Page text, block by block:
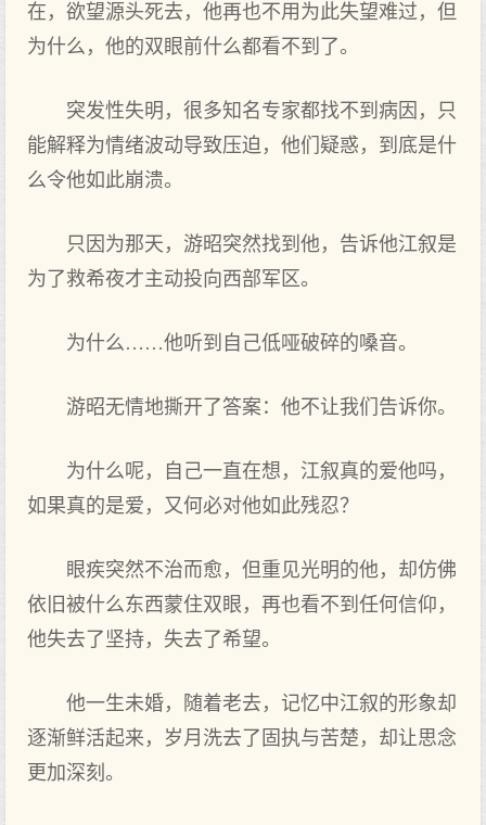
在，欲望源头死去，他再也不用为此失望难过，但
为什么，他的双眼前什么都看不到了。
突发性失明，很多知名专家都找不到病因，只
能解释为情绪波动导致压迫，他们疑惑，到底是什
么令他如此崩溃。
只因为那天，游昭突然找到他，告诉他江叙是
为了救希夜才主动投向西部军区。
为什么……他听到自己低哑破碎的嗓音。
游昭无情地撕开了答案：他不让我们告诉你。
为什么呢，自己一直在想，江叙真的爱他吗，
如果真的是爱，又何必对他如此残忍？
眼疾突然不治而愈，但重见光明的他，却仿佛
依旧被什么东西蒙住双眼，再也看不到任何信仰，
他失去了坚持，失去了希望。
他一生未婚，随着老去，记忆中江叙的形象却
逐渐鲜活起来，岁月洗去了固执与苦楚，却让思念
更加深刻。